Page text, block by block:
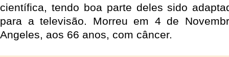
científica, tendo boa parte deles sido
para a televisão. Morreu em 4 de
Angeles, aos 66 anos, com câncer.